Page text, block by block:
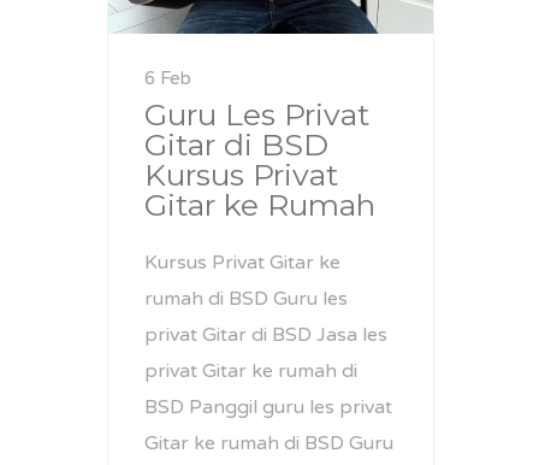
6 Feb
Guru Les Privat
Gitar di BSD
Kursus Privat
Gitar ke Rumah
Kursus Privat Gitar ke
rumah di BSD Guru les
privat Gitar di BSD Jasa les
privat Gitar ke rumah di
BSD Panggil guru les privat
Gitar ke rumah di BSD Guru